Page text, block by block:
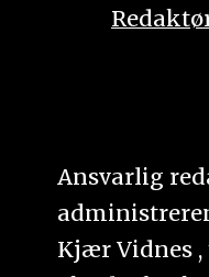
Ansvarlig
Kjær Vidnes ,